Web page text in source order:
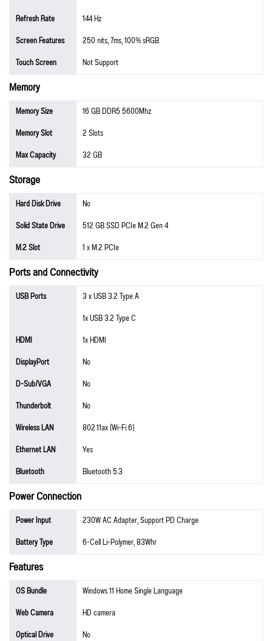
Refresh Rate
144 Hz
Screen Features
250 nits, 7ms, 100% sRGB
Touch Screen
Not Support
Memory
Memory Size
16 GB DDR5 5600Mhz
Memory Slot
2 Slots
Max Capacity
32 GB
Storage
Hard Disk Drive
No
Solid State Drive
512 GB SSD PCIe M.2 Gen 4
M.2 Slot
1 x M.2 PCIe
Ports and Connectivity
USB Ports
3 x USB 3.2 Type A
1x USB 3.2 Type C
HDMI
1x HDMI
DisplayPort
No
D-Sub/VGA
No
Thunderbolt
No
Wireless LAN
802.11ax (Wi-Fi 6)
Ethernet LAN
Yes
Bluetooth
Bluetooth 5.3
Power Connection
Power Input
230W AC Adapter, Support PD Charge
Battery Type
6-Cell Li-Polymer, 83Whr
Features
OS Bundle
Windows 11 Home Single Language
Web Camera
HD camera
Optical Drive
No